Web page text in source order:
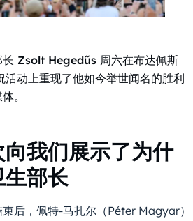
长 Zsolt Hegedűs 周六在布达佩斯
动上重现了他如今举世闻名的胜利
。
我们展示了为什
部长
束后，佩特-马扎尔（Péter Magyar）